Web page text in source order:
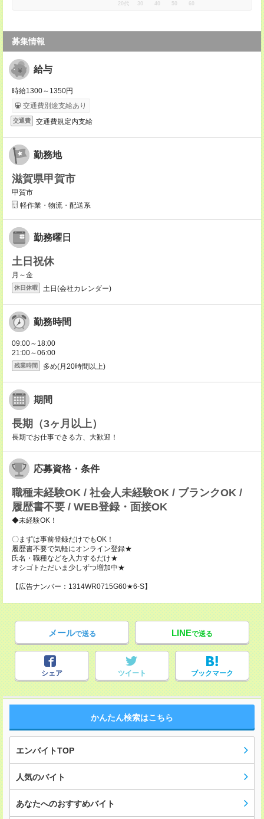
20代 30 40 50 60
募集情報
給与
時給1300～1350円
交通費別途支給あり
交通費 交通費規定内支給
勤務地
滋賀県甲賀市
甲賀市
軽作業・物流・配送系
勤務曜日
土日祝休
月～金
休日休暇 土日(会社カレンダー)
勤務時間
09:00～18:00
21:00～06:00
残業時間 多め(月20時間以上)
期間
長期（3ヶ月以上）
長期でお仕事できる方、大歓迎！
応募資格・条件
職種未経験OK / 社会人未経験OK / ブランクOK /
履歴書不要 / WEB登録・面接OK
◆未経験OK！
〇まずは事前登録だけでもOK！
履歴書不要で気軽にオンライン登録★
氏名・職種などを入力するだけ★
オシゴトただいま少しずつ増加中★
【広告ナンバー：1314WR0715G60★6-S】
メールで送る LINEで送る
シェア ツイート ブックマーク
かんたん検索はこちら
エンバイトTOP
人気のバイト
あなたへのおすすめバイト